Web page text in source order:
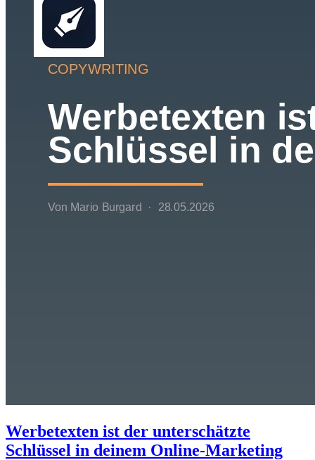
Werbetexten ist der unterschätzte
Schlüssel in deinem Online-Marketing